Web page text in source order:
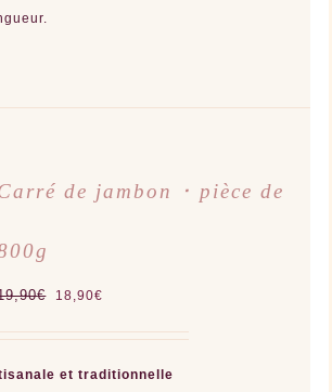
de jambon ･ pièce de
€
Le
était :
18,90€
est :
et traditionnelle